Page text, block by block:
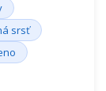
srsť